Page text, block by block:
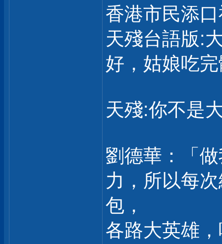
香港市民添
天殘台語版:
好，姑娘吃
天殘:你不是
劉德華：「
力，所以每
包，
各路大英雄